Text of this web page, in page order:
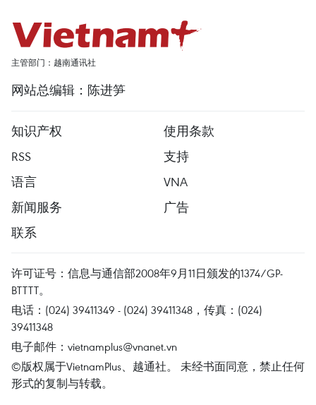
主管部门：越南通讯社
网站总编辑：陈进笋
知识产权
使用条款
RSS
支持
语言
VNA
新闻服务
广告
联系
许可证号：信息与通信部2008年9月11日颁发的1374/GP-
BTTTT。
电话：(024) 39411349 - (024) 39411348，传真：(024)
39411348
电子邮件： vietnamplus@vnanet.vn
©版权属于VietnamPlus、越通社。 未经书面同意，禁止任何
形式的复制与转载。